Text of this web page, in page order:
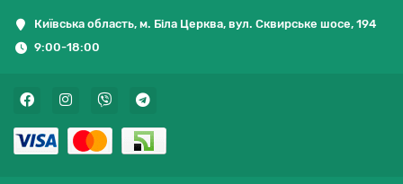
Київська область, м. Біла Церква, вул. Сквирське шосе, 194
9:00-18:00